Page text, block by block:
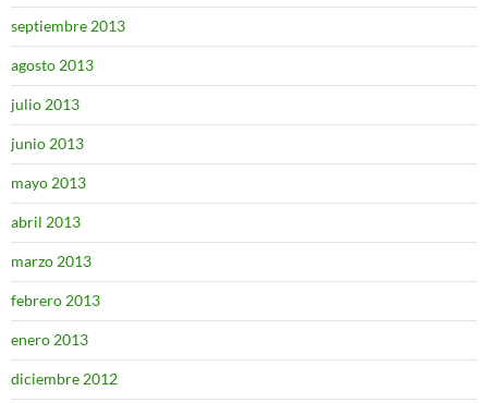
septiembre 2013
agosto 2013
julio 2013
junio 2013
mayo 2013
abril 2013
marzo 2013
febrero 2013
enero 2013
diciembre 2012